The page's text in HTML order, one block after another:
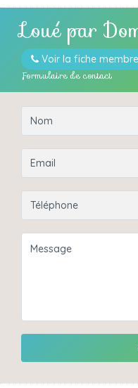
Loué par
Voir la fiche membre
Formulaire de contact